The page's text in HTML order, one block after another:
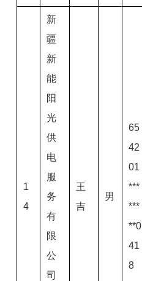
1
4
新
疆
新
能
阳
光
供
电
服
务
有
限
公
司
王
吉
男
65
42
01
***
***
**0
41
8